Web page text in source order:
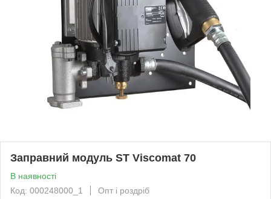
Заправний модуль ST Viscomat 70
В наявності
Код: 000248000_1
Опт і роздріб